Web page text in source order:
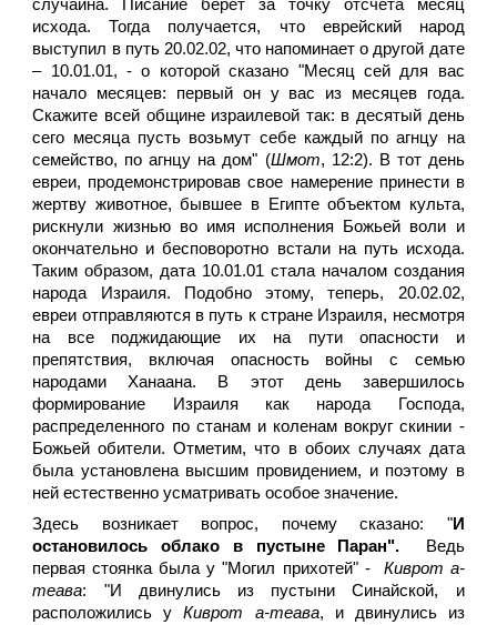
случайна. Писание берет за точку отсчета месяц
исхода. Тогда получается, что еврейский народ
выступил в путь 20.02.02, что напоминает о другой дате
– 10.01.01, - о которой сказано "Месяц сей для вас
начало месяцев: первый он у вас из месяцев года.
Скажите всей общине израилевой так: в десятый день
сего месяца пусть возьмут себе каждый по агнцу на
семейство, по агнцу на дом" (Шмот, 12:2). В тот день
евреи, продемонстрировав свое намерение принести в
жертву животное, бывшее в Египте объектом культа,
рискнули жизнью во имя исполнения Божьей воли и
окончательно и бесповоротно встали на путь исхода.
Таким образом, дата 10.01.01 стала началом создания
народа Израиля. Подобно этому, теперь, 20.02.02,
евреи отправляются в путь к стране Израиля, несмотря
на все поджидающие их на пути опасности и
препятствия, включая опасность войны с семью
народами Ханаана. В этот день завершилось
формирование Израиля как народа Господа,
распределенного по станам и коленам вокруг скинии -
Божьей обители. Отметим, что в обоих случаях дата
была установлена высшим провидением, и поэтому в
ней естественно усматривать особое значение.
Здесь возникает вопрос, почему сказано: "И
остановилось облако в пустыне Паран".
Ведь
первая стоянка была у "Могил прихотей" - Киврот а-
теава: "И двинулись из пустыни Синайской, и
расположились уКиврот а-теава, и двинулись из